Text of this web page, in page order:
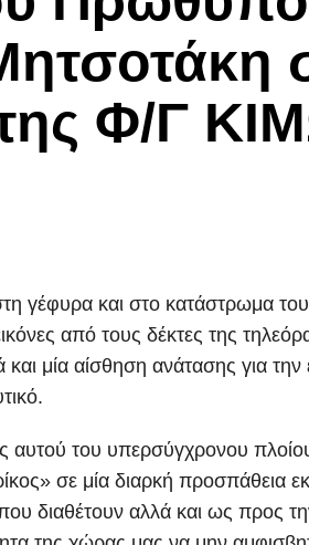
Φ/Γ
γέφυρα και στο κατάστρωμα
από τους δέκτες της
μία αίσθηση ανάτασης για
αυτού του υπερσύγχρονου
σε μία διαρκή
διαθέτουν αλλά και ως προς